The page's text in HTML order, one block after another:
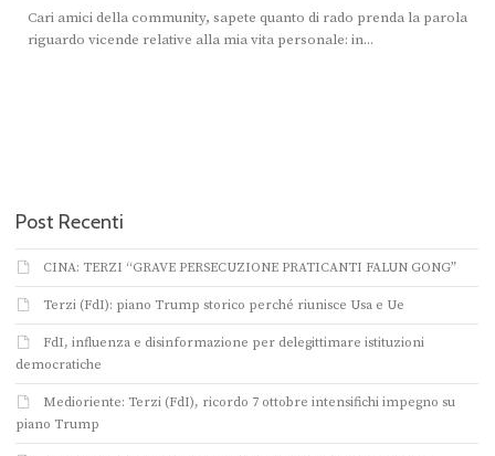
Cari amici della community, sapete quanto di rado prenda la parola
riguardo vicende relative alla mia vita personale: in...
Post Recenti
CINA: TERZI “GRAVE PERSECUZIONE PRATICANTI FALUN GONG”
Terzi (FdI): piano Trump storico perché riunisce Usa e Ue
FdI, influenza e disinformazione per delegittimare istituzioni
democratiche
Medioriente: Terzi (FdI), ricordo 7 ottobre intensifichi impegno su
piano Trump